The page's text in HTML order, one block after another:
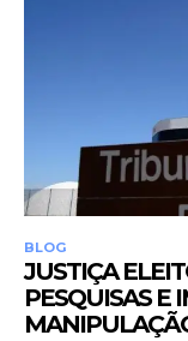
BLOG
JUSTIÇA
PESQUISAS E